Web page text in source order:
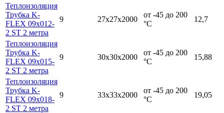
Теплоизоляция
Трубка K-
FLEX 09x012-
2 ST 2 метра
9 27х27х2000
от -45 до 200
°С
12,7
Теплоизоляция
Трубка K-
FLEX 09x015-
2 ST 2 метра
9 30х30х2000
от -45 до 200
°С
15,88
Теплоизоляция
Трубка K-
FLEX 09x018-
2 ST 2 метра
9 33х33х2000
от -45 до 200
°С
19,05